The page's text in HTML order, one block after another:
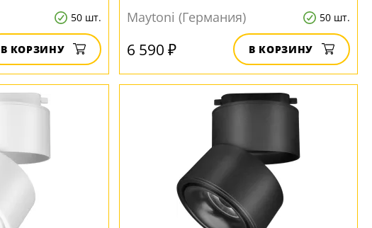
50 шт.
В КОРЗИНУ
Maytoni (Германия)
50 шт.
6 590 ₽ В КОРЗИНУ